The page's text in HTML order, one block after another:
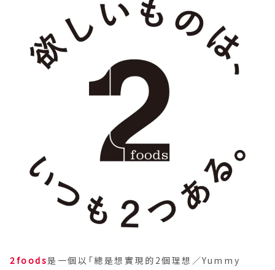
2foods是一個以「總是想實現的2個理想／Yummy